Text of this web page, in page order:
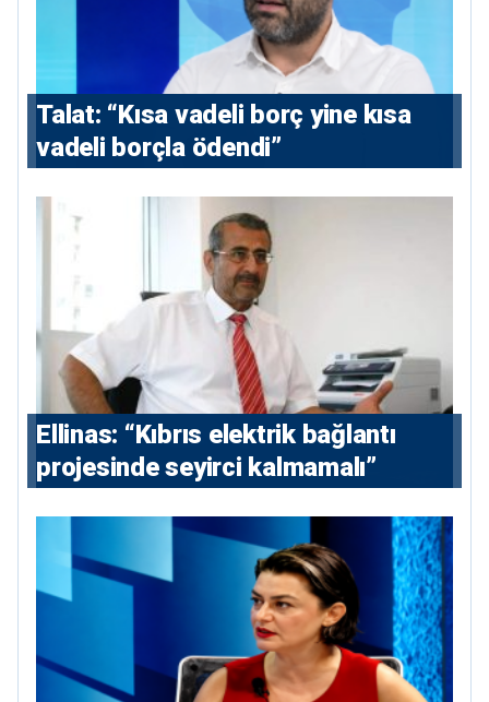
Talat: “Kısa vadeli borç yine kısa
vadeli borçla ödendi”
Ellinas: “Kıbrıs elektrik bağlantı
projesinde seyirci kalmamalı”